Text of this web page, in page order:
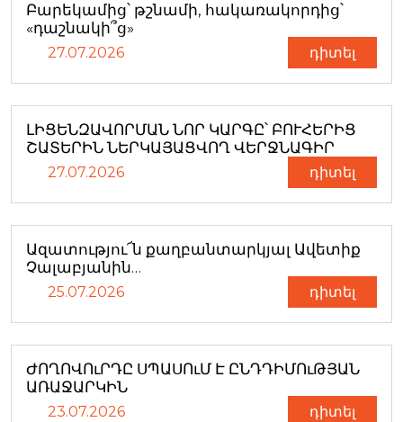
Բարեկամից՝ թշնամի, հակառակորդից՝
«դաշնակի՞ց»
27.07.2026 դիտել
ԼԻՑԵՆԶԱՎՈՐՄԱՆ ՆՈՐ ԿԱՐԳԸ՝ ԲՈՒՀԵՐԻՑ
ՇԱՏԵՐԻՆ ՆԵՐԿԱՅԱՑՎՈՂ ՎԵՐՋՆԱԳԻՐ
27.07.2026 դիտել
Ազատությու՜ն քաղբանտարկյալ Ավետիք
Չալաբյանին…
25.07.2026 դիտել
ԺՈՂՈՎՈւՐԴԸ ՍՊԱՍՈւՄ Է ԸՆԴԴԻՄՈւԹՅԱՆ
ԱՌԱՋԱՐԿԻՆ
23.07.2026 դիտել